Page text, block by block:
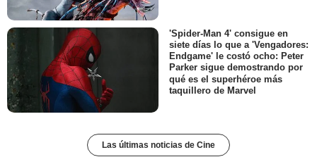
'Spider-Man 4' consigue en
siete días lo que a 'Vengadores:
Endgame' le costó ocho: Peter
Parker sigue demostrando por
qué es el superhéroe más
taquillero de Marvel
Las últimas noticias de Cine